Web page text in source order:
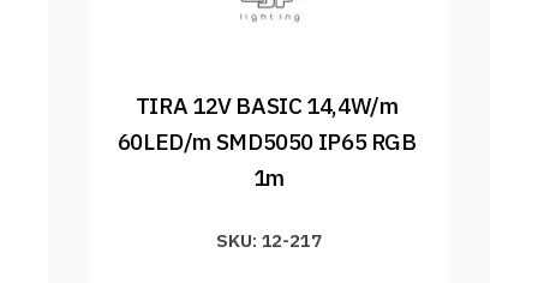
TIRA 12V BASIC 14,4W/m
60LED/m SMD5050 IP65 RGB
1m
SKU: 12-217